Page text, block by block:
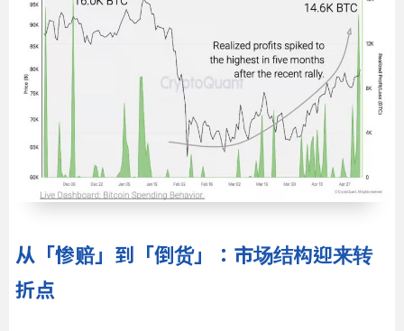
从「惨赔」到「倒货」：市场结构迎来转
折点